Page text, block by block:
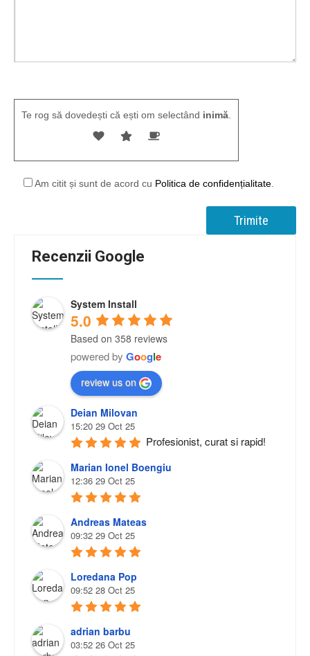
Te rog să dovedești că ești om selectând inimă
Am citit și sunt de acord cu Politica de confidențialitate
Recenzii Google
System Install
5.0
Based on 358 reviews
powered by Google
review us on
Deian Milovan
15:20 29 Oct 25
Profesionist, curat si rapid!
Marian Ionel Boengiu
12:36 29 Oct 25
Andreas Mateas
09:32 29 Oct 25
Loredana Pop
09:52 28 Oct 25
adrian barbu
03:52 26 Oct 25